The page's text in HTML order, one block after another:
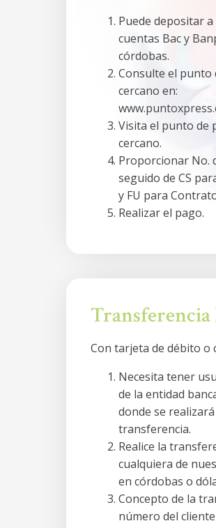
Puede depositar
cuentas Bac y
córdobas.
Consulte el punto
cercano en:
Visita el punto de
cercano.
Proporcionar No.
seguido de CS
y FU para
Realizar el pago.
Transferencia
Con tarjeta de débito o
Necesita tener
de la entidad
donde se
transferencia.
Realice la
cualquiera de
en córdobas o
Concepto de la
número del